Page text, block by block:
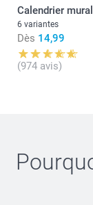
Calendrier mural
6 variantes
Dès 14,99
(974 avis)